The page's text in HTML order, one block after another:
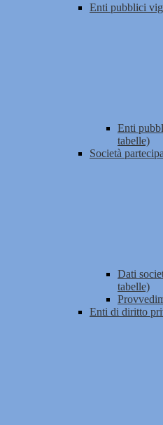
Enti pubblici
Enti
tabelle)
Società
Dati
tabelle)
Enti di diritto